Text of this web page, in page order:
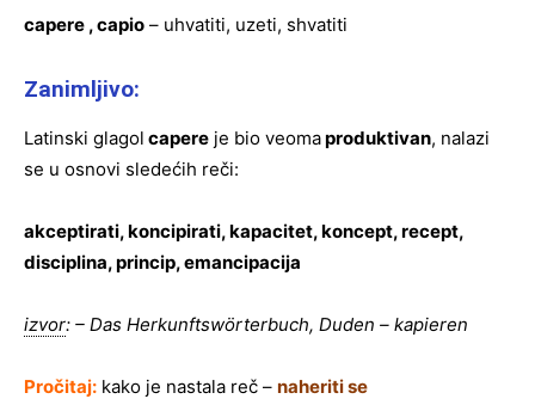
capere , capio – uhvatiti, uzeti, shvatiti
Zanimljivo:
Latinski glagol capere je bio veomaproduktivan, nalazi
se u osnovi sledećih reči:
akceptirati, koncipirati, kapacitet, koncept, recept,
disciplina, princip, emancipacija
izvor: – Das Herkunftswörterbuch, Duden – kapieren
Pročitaj: kako je nastala reč – naheriti se